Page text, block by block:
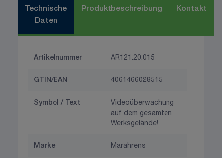
Technische
Daten
Produktbeschreibung Kontakt
Artikelnummer AR121.20.015
GTIN/EAN 4061466028515
Symbol / Text
Videoüberwachung
auf dem gesamten
Werksgelände!
Marke Marahrens